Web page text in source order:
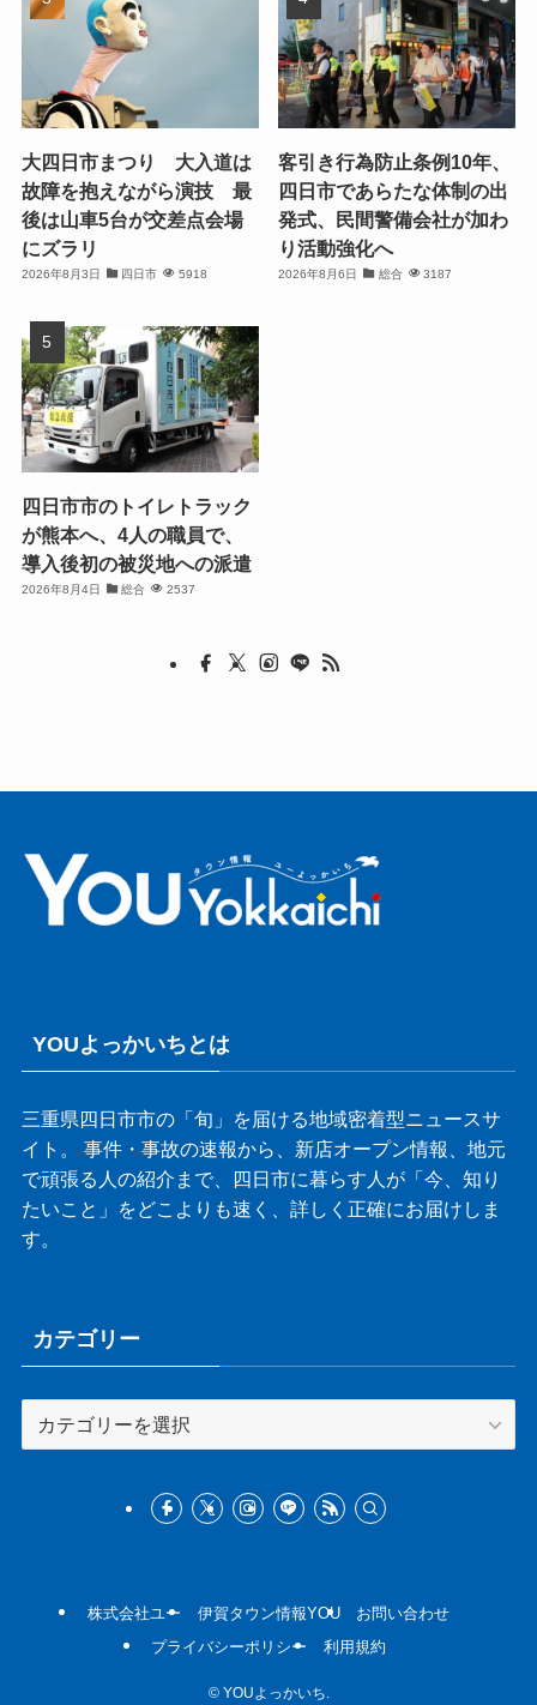
大四日市まつり 大入道は
故障を抱えながら演技 最
後は山車5台が交差点会場
にズラリ
2026年8月3日 四日市 5918
客引き行為防止条例10年、
四日市であらたな体制の出
発式、民間警備会社が加わ
り活動強化へ
2026年8月6日 総合 3187
四日市市のトイレトラック
が熊本へ、4人の職員で、
導入後初の被災地への派遣
2026年8月4日 総合 2537
YOUよっかいちとは
三重県四日市市の「旬」を届ける地域密着型ニュースサ
イト。 事件・事故の速報から、新店オープン情報、地元
で頑張る人の紹介まで、四日市に暮らす人が「今、知り
たいこと」をどこよりも速く、詳しく正確にお届けしま
す。
カテゴリー
テ
株式会社ユー 伊賀タウン情報YOU
お問い合わせ
プライバシーポリシー
利用規約
©YOUよっかいち.